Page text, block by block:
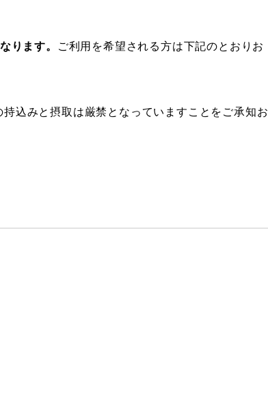
ります。
ご利用を希望される方は下記のとおりお
込みと摂取は厳禁となっていますことをご承知お